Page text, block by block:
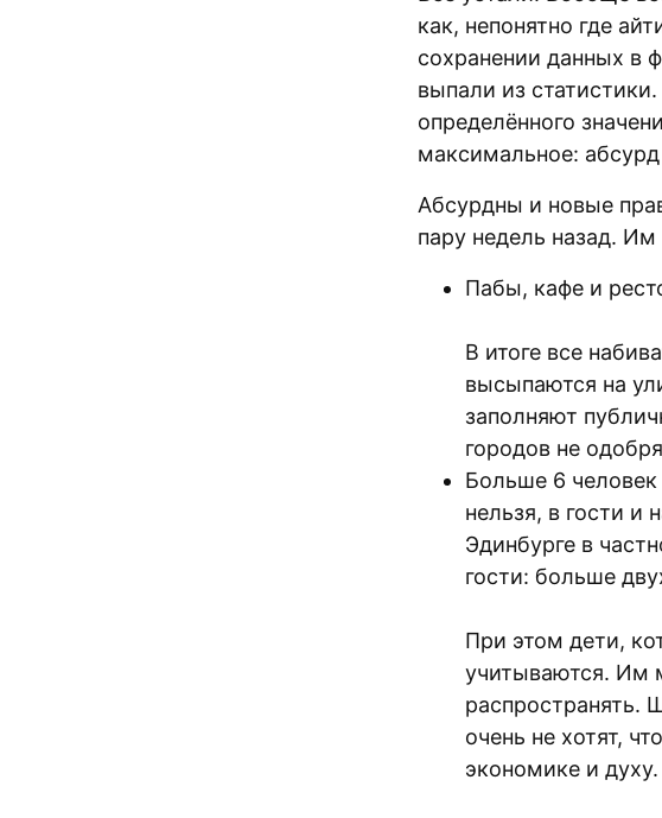
как, непонятно где
сохранении данных в
выпали из
определённого
максимальное:
Абсурдны и новые
пару недель назад. Им
Пабы, кафе и
В итоге все
высыпаются на
заполняют
городов не
Больше 6
нельзя, в гости и
Эдинбурге в
гости: больше
При этом дети,
учитываются. Им
распространять.
очень не хотят,
экономике и духу.